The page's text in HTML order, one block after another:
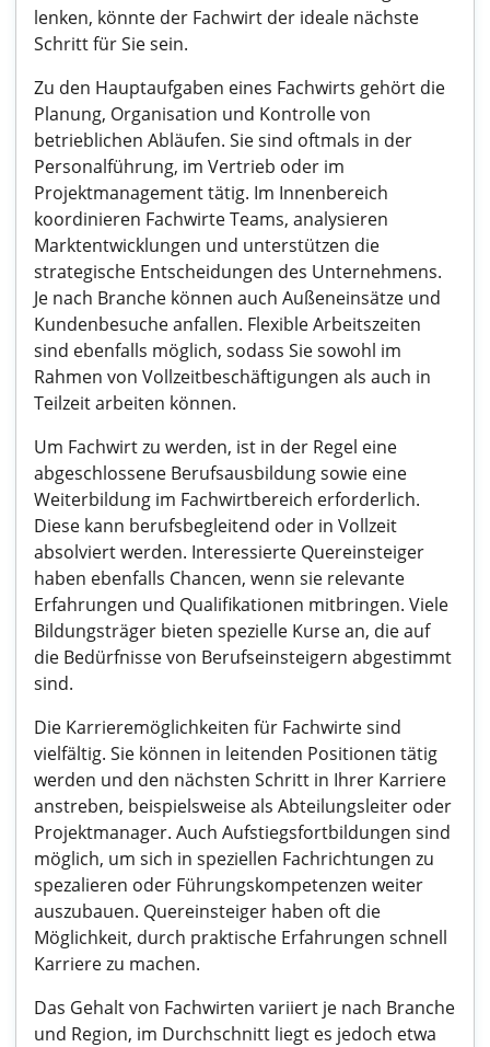
lenken, könnte der Fachwirt der ideale nächste
Schritt für Sie sein.
Zu den Hauptaufgaben eines Fachwirts gehört die
Planung, Organisation und Kontrolle von
betrieblichen Abläufen. Sie sind oftmals in der
Personalführung, im Vertrieb oder im
Projektmanagement tätig. Im Innenbereich
koordinieren Fachwirte Teams, analysieren
Marktentwicklungen und unterstützen die
strategische Entscheidungen des Unternehmens.
Je nach Branche können auch Außeneinsätze und
Kundenbesuche anfallen. Flexible Arbeitszeiten
sind ebenfalls möglich, sodass Sie sowohl im
Rahmen von Vollzeitbeschäftigungen als auch in
Teilzeit arbeiten können.
Um Fachwirt zu werden, ist in der Regel eine
abgeschlossene Berufsausbildung sowie eine
Weiterbildung im Fachwirtbereich erforderlich.
Diese kann berufsbegleitend oder in Vollzeit
absolviert werden. Interessierte Quereinsteiger
haben ebenfalls Chancen, wenn sie relevante
Erfahrungen und Qualifikationen mitbringen. Viele
Bildungsträger bieten spezielle Kurse an, die auf
die Bedürfnisse von Berufseinsteigern abgestimmt
sind.
Die Karrieremöglichkeiten für Fachwirte sind
vielfältig. Sie können in leitenden Positionen tätig
werden und den nächsten Schritt in Ihrer Karriere
anstreben, beispielsweise als Abteilungsleiter oder
Projektmanager. Auch Aufstiegsfortbildungen sind
möglich, um sich in speziellen Fachrichtungen zu
spezalieren oder Führungskompetenzen weiter
auszubauen. Quereinsteiger haben oft die
Möglichkeit, durch praktische Erfahrungen schnell
Karriere zu machen.
Das Gehalt von Fachwirten variiert je nach Branche
und Region, im Durchschnitt liegt es jedoch etwa